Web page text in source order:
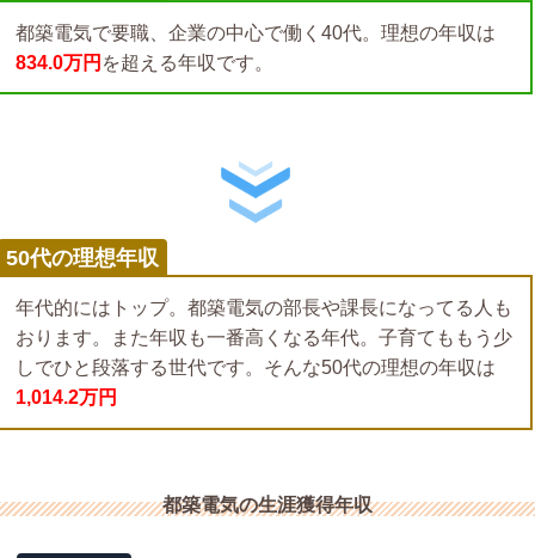
都築電気で要職、企業の中心で働く40代。理想の年収は
834.0万円 を超える年収です。
50代の理想年収
年代的にはトップ。都築電気の部長や課長になってる人も
おります。また年収も一番高くなる年代。子育てももう少
しでひと段落する世代です。そんな50代の理想の年収は
1,014.2万円
都築電気の生涯獲得年収